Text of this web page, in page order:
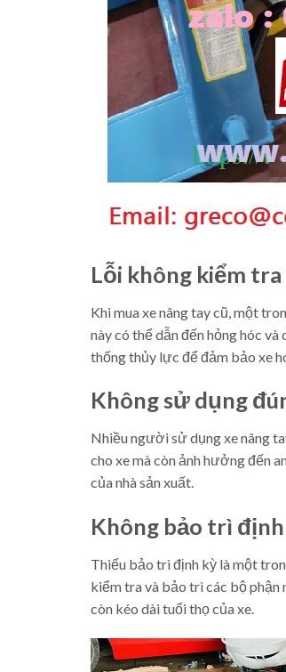
Lỗi không kiểm
Khi mua xe nâng tay cũ, một
này có thể dẫn đến hỏng hóc
thống thủy lực để đảm bảo xe
Không sử dụng
Nhiều người sử dụng xe nâng
cho xe mà còn ảnh hưởng đến
của nhà sản xuất.
Không bảo trì
Thiếu bảo trì định kỳ là một
kiểm tra và bảo trì các bộ phận
còn kéo dài tuổi thọ của xe.